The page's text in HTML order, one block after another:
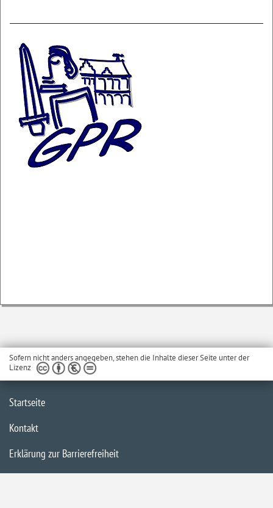
Sofern nicht anders angegeben, stehen die Inhalte dieser Seite unter der
Lizenz
Startseite
Kontakt
Erklärung zur Barrierefreiheit